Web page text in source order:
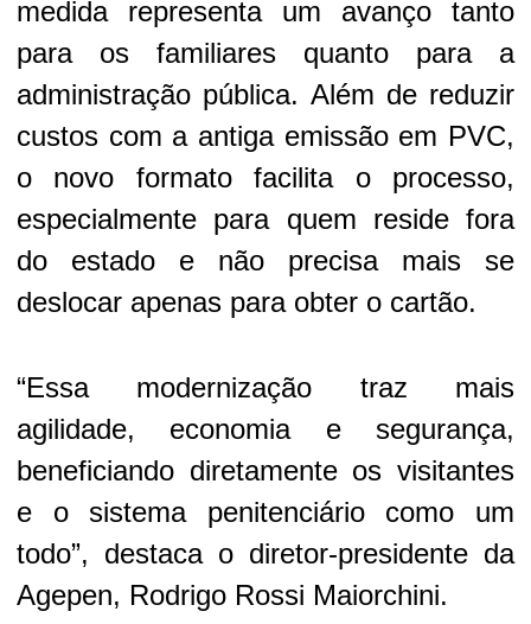
medida representa um avanço tanto
para os familiares quanto para a
administração pública. Além de reduzir
custos com a antiga emissão em PVC,
o novo formato facilita o processo,
especialmente para quem reside fora
do estado e não precisa mais se
deslocar apenas para obter o cartão.
“Essa modernização traz mais
agilidade, economia e segurança,
beneficiando diretamente os visitantes
e o sistema penitenciário como um
todo”, destaca o diretor-presidente da
Agepen, Rodrigo Rossi Maiorchini.